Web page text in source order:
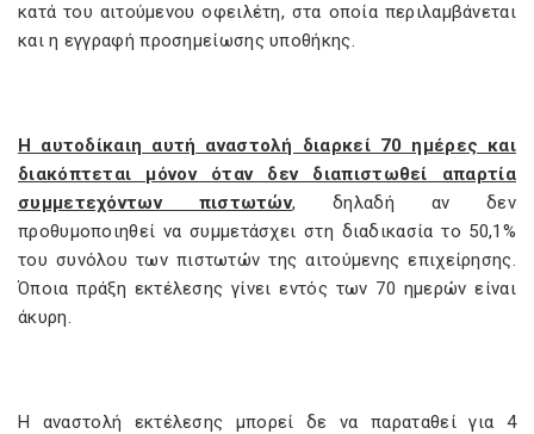
κατά του αιτούμενου οφειλέτη, στα οποία περιλαμβάνεται
και η εγγραφή προσημείωσης υποθήκης.
Η αυτοδίκαιη αυτή αναστολή διαρκεί 70 ημέρες και
διακόπτεται μόνον όταν δεν διαπιστωθεί απαρτία
συμμετεχόντων πιστωτών, δηλαδή αν δεν
προθυμοποιηθεί να συμμετάσχει στη διαδικασία το 50,1%
του συνόλου των πιστωτών της αιτούμενης επιχείρησης.
Όποια πράξη εκτέλεσης γίνει εντός των 70 ημερών είναι
άκυρη.
Η αναστολή εκτέλεσης μπορεί δε να παραταθεί για 4